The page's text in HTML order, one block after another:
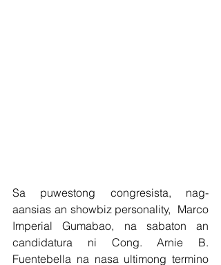
Sa puwestong congresista, nag-
aansias an showbiz personality,  Marco
Imperial Gumabao, na sabaton an
candidatura ni Cong. Arnie B.
Fuentebella na nasa ultimong termino